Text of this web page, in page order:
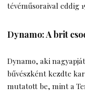
tévéműsoraival eddig
Dynamo: A brit
Dynamo, aki
bűvészként kezdte
mutatott be, mint a